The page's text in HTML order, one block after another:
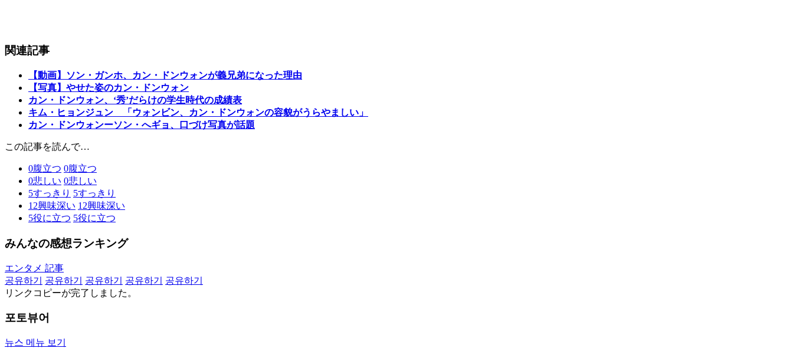
関連記事
【動画】ソン・ガンホ、カン・ドンウォンが義兄弟になった理由
【写真】やせた姿のカン・ドンウォン
カン・ドンウォン、‘秀’だらけの学生時代の成績表
キム・ヒョンジュン 「ウォンビン、カン・ドンウォンの容貌がうらやましい」
カン・ドンウォンーソン・へギョ、口づけ写真が話題
この記事を読んで…
0腹立つ 0腹立つ
0悲しい 0悲しい
5すっきり 5すっきり
12興味深い 12興味深い
5役に立つ 5役に立つ
みんなの感想ランキング
エンタメ 記事
공유하기
공유하기 공유하기 공유하기
공유하기
リンクコピーが完了しました。
포토뷰어
뉴스 메뉴 보기